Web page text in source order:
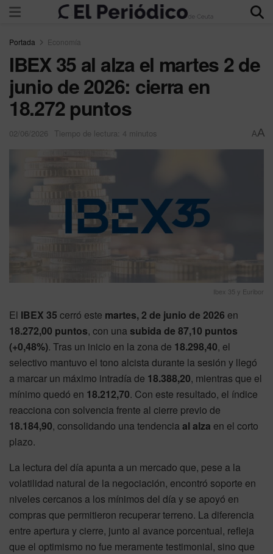
Portada Economía
IBEX 35 al alza el martes 2 de
junio de 2026: cierra en
18.272 puntos
02/06/2026 Tiempo de lectura: 4 minutos AA
Ibex 35 y Euribor
El IBEX 35 cerró este martes, 2 de junio de 2026 en
18.272,00 puntos, con unasubida de 87,10 puntos
(+0,48%). Tras un inicio en la zona de 18.298,40, el
selectivo mantuvo el tono alcista durante la sesión y llegó
a marcar un máximo intradía de 18.388,20, mientras que el
mínimo quedó en 18.212,70. Con este resultado, el índice
reacciona con solvencia frente al cierre previo de
18.184,90, consolidando una tendenciaal alza en el corto
plazo.
La lectura del día apunta a un mercado que, pese a la
volatilidad natural de la negociación, encontró soporte en
niveles cercanos a los mínimos del día y se apoyó en
compras que permitieron recuperar terreno. La diferencia
entre apertura y cierre, junto al avance porcentual, refleja
que el optimismo no fue meramente testimonial, sino que